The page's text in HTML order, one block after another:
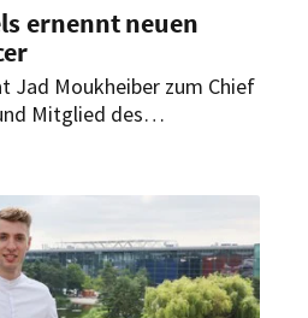
ernennt neuen
Jad Moukheiber zum Chief
Mitglied des
das Risk Management
der